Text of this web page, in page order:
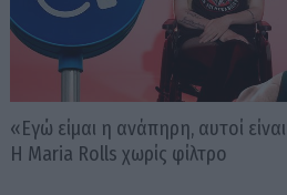
«Εγώ είμαι η ανάπηρη, αυτοί
Η Maria Rolls χωρίς φίλτρο